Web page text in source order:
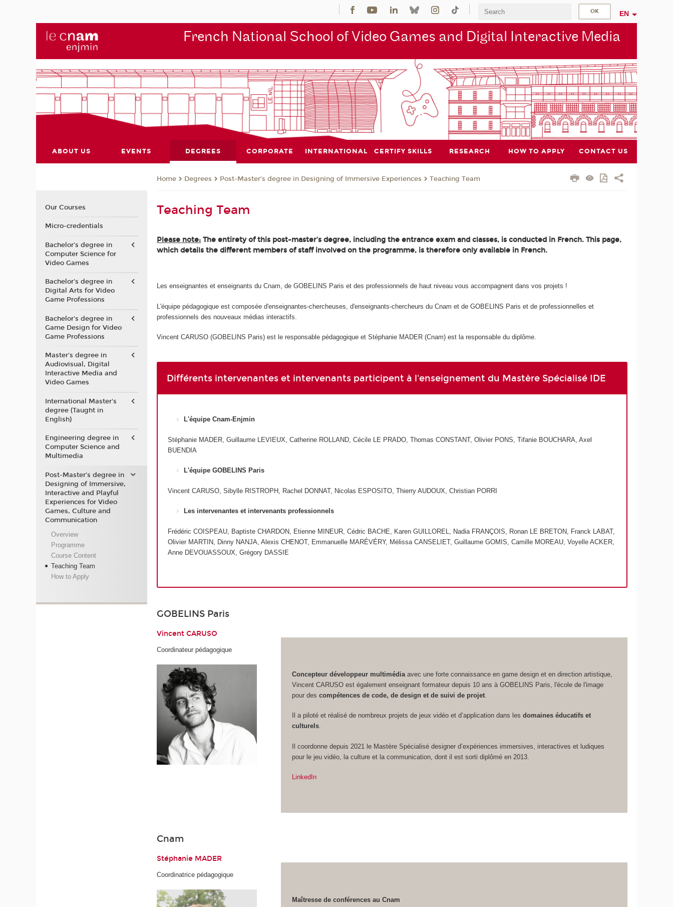
EN
French National School of Video Games and Digital Interactive Media
ABOUT US EVENTS DEGREES CORPORATE INTERNATIONAL CERTIFY SKILLS RESEARCH HOW TO APPLY CONTACT US
Home Degrees Post-Master’s degree in Designing of Immersive Experiences Teaching Team
Teaching Team
Please note: The entirety of this post-master’s degree, including the entrance exam and classes, is conducted in French. This page,
which details the different members of staff involved on the programme, is therefore only available in French.
Les enseignantes et enseignants du Cnam, de GOBELINS Paris et des professionnels de haut niveau vous accompagnent dans vos projets !
L'équipe pédagogique est composée d'enseignantes-chercheuses, d'enseignants-chercheurs du Cnam et de GOBELINS Paris et de professionnelles et
professionnels des nouveaux médias interactifs.
Vincent CARUSO (GOBELINS Paris) est le responsable pédagogique et Stéphanie MADER (Cnam) est la responsable du diplôme.
Différents intervenantes et intervenants participent à l'enseignement du Mastère Spécialisé IDE
L'équipe Cnam-Enjmin
Stéphanie MADER, Guillaume LEVIEUX, Catherine ROLLAND, Cécile LE PRADO, Thomas CONSTANT, Olivier PONS, Tifanie BOUCHARA, Axel
BUENDIA
L'équipe GOBELINS Paris
Vincent CARUSO, Sibylle RISTROPH, Rachel DONNAT, Nicolas ESPOSITO, Thierry AUDOUX, Christian PORRI
Les intervenantes et intervenants professionnels
Frédéric COISPEAU, Baptiste CHARDON, Etienne MINEUR, Cédric BACHE, Karen GUILLOREL, Nadia FRANÇOIS, Ronan LE BRETON, Franck LABAT,
Olivier MARTIN, Dinny NANJA, Alexis CHENOT, Emmanuelle MARÉVÉRY, Mélissa CANSELIET, Guillaume GOMIS, Camille MOREAU, Voyelle ACKER,
Anne DEVOUASSOUX, Grégory DASSIE
GOBELINS Paris
Vincent CARUSO
Coordinateur pédagogique
Concepteur développeur multimédia avec une forte connaissance en game design et en direction artistique,
Vincent CARUSO est également enseignant formateur depuis 10 ans à GOBELINS Paris, l'école de l'image
pour descompétences de code, de design et de suivi de projet
Il a piloté et réalisé de nombreux projets de jeux vidéo et d’application dans lesdomaines éducatifs et
culturels.
Il coordonne depuis 2021 le Mastère Spécialisé designer d’expériences immersives, interactives et ludiques
pour le jeu vidéo, la culture et la communication, dont il est sorti diplômé en 2013.
LinkedIn
Cnam
Stéphanie MADER
Coordinatrice pédagogique
Maîtresse de conférences au Cnam
Our Courses
Micro-credentials
Bachelor’s degree in
Computer Science for
Video Games
Bachelor’s degree in
Digital Arts for Video
Game Professions
Bachelor's degree in
Game Design for Video
Game Professions
Master's degree in
Audiovisual, Digital
Interactive Media and
Video Games
International Master's
degree (Taught in
English)
Engineering degree in
Computer Science and
Multimedia
Post-Master’s degree in
Designing of Immersive,
Interactive and Playful
Experiences for Video
Games, Culture and
Communication
Overview
Programme
Course Content
Teaching Team
How to Apply